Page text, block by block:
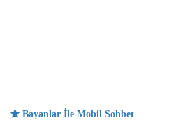
Bayanlar İle Mobil Sohbet